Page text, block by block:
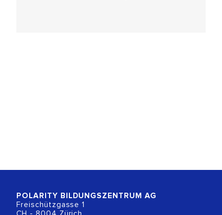
POLARITY BILDUNGSZENTRUM AG
Freischützgasse 1